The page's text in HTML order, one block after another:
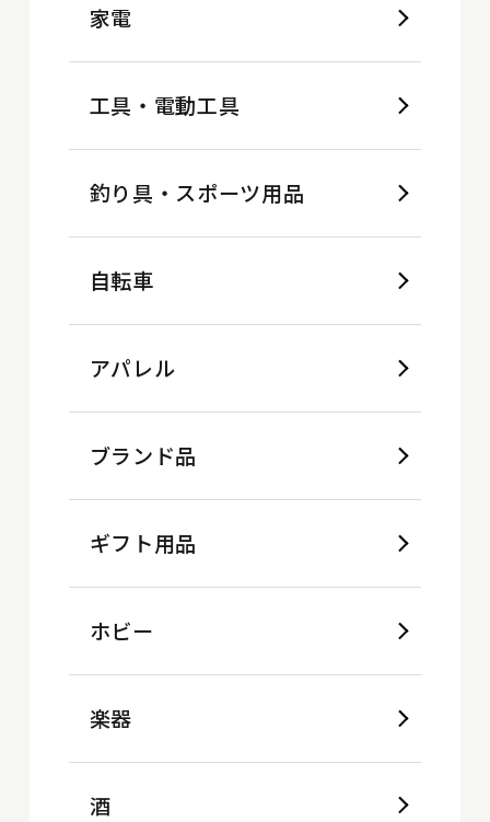
家電
工具・電動工具
釣り具・スポーツ用品
自転車
アパレル
ブランド品
ギフト用品
ホビー
楽器
酒